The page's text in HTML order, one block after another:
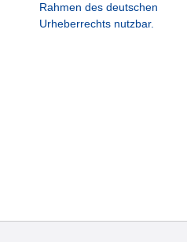
Rahmen des deutschen
Urheberrechts nutzbar.